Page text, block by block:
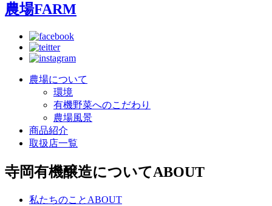
農場FARM
農場について
環境
有機野菜へのこだわり
農場風景
商品紹介
取扱店一覧
寺岡有機醸造についてABOUT
私たちのこと ABOUT